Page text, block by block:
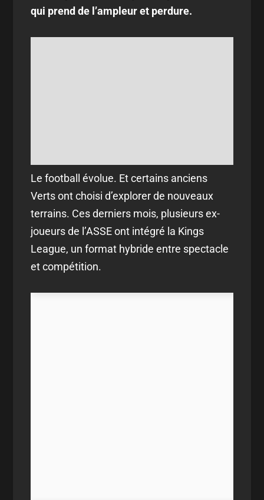
qui prend de l’ampleur et perdure.
Le football évolue. Et certains anciens
Verts ont choisi d’explorer de nouveaux
terrains. Ces derniers mois, plusieurs ex-
joueurs de l’ASSE ont intégré la Kings
League, un format hybride entre spectacle
et compétition.